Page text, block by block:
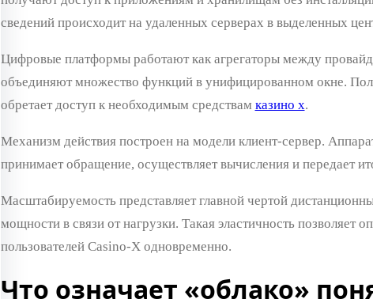
сведений происходит на удаленных серверах в выделенных
Цифровые платформы работают как агрегаторы между
объединяют множество функций в унифицированном окне.
обретает доступ к необходимым средствам казино х.
Механизм действия построен на модели клиент-сервер.
принимает обращение, осуществляет вычисления и передает
Масштабируемость представляет главной чертой
мощности в связи от нагрузки. Такая эластичность
пользователей Casino-X одновременно.
Что означает «облако»